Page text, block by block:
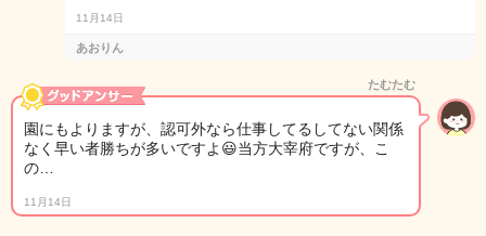
11月14日
あおりん
たむたむ
園にもよりますが、認可外なら仕事してるしてない関係
なく早い者勝ちが多いですよ😃当方大宰府ですが、こ
の…
11月14日